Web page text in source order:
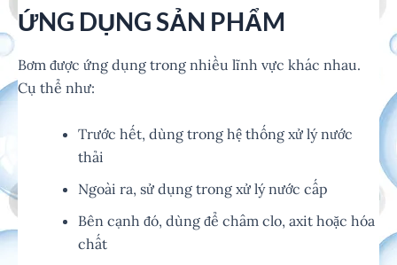
ỨNG DỤNG SẢN PHẨM
Bơm được ứng dụng trong nhiều lĩnh vực khác nhau.
Cụ thể như:
Trước hết, dùng trong hệ thống xử lý nước
thải
Ngoài ra, sử dụng trong xử lý nước cấp
Bên cạnh đó, dùng để châm clo, axit hoặc hóa
chất